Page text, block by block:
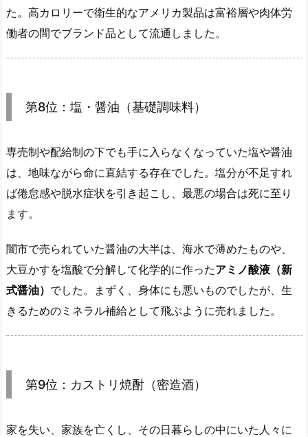
た。高カロリーで衛生的なアメリカ製品は富裕層や肉体労
働者の間でブランド品として流通しました。
第8位：塩・醤油（基礎調味料）
専売制や配給制の下でも手に入らなくなっていた塩や醤油
は、地味ながら命に直結する存在でした。塩分が不足すれ
ば倦怠感や脱水症状を引き起こし、最悪の場合は死に至り
ます。
闇市で売られていた醤油の大半は、海水で薄めたものや、
大豆かすを塩酸で分解して化学的に作ったアミノ酸液（新
式醤油） でした。まずく、身体にも悪いものでしたが、生
きるためのミネラル補給として飛ぶように売れました。
第9位：カストリ焼酎（密造酒）
家を失い、家族を亡くし、その日暮らしの中にいた人々に